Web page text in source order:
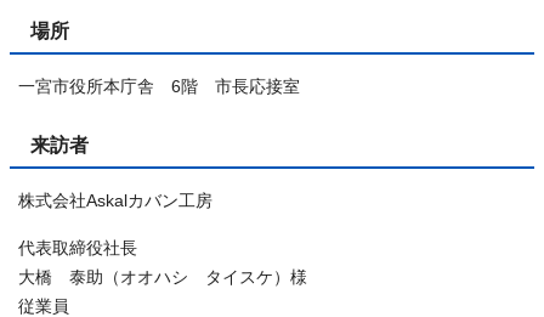
場所
一宮市役所本庁舎 6階 市長応接室
来訪者
株式会社Askalカバン工房
代表取締役社長
大橋 泰助（オオハシ タイスケ）様
従業員